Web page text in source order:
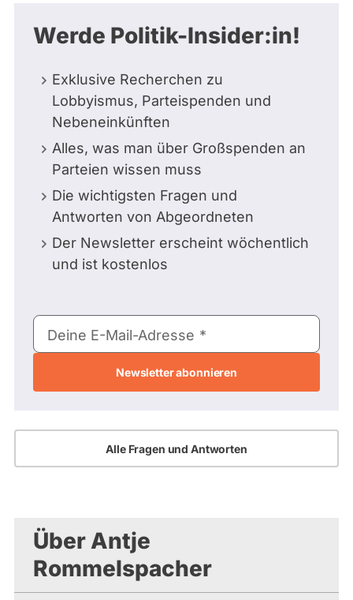
Werde Politik-Insider:in!
Exklusive Recherchen zu
Lobbyismus, Parteispenden und
Nebeneinkünften
Alles, was man über Großspenden an
Parteien wissen muss
Die wichtigsten Fragen und
Antworten von Abgeordneten
Der Newsletter erscheint wöchentlich
und ist kostenlos
E-
Mail-
Deine E-Mail-Adresse
Alle Fragen und Antworten
Über Antje
Rommelspacher